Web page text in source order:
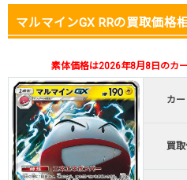
オリパスタジアム
・atone・ペイデ
・新規登録で6種類
オリパスタ
・新規登録で無料
・初回購入は
TVCM記
マルマインGX RRの買取価格
素体価格は2026年8月8日のカ
カ
買